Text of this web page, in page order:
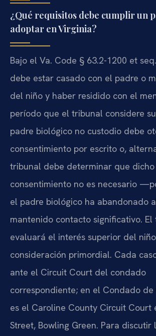
¿Qué requisitos debe cumplir un
adoptar en Virginia?
Bajo el Va. Code § 63.2-1200 et
debe estar casado con el padre o
del niño y haber residido con el
período que el tribunal considere
padre biológico no custodio debe
consentimiento por escrito o,
tribunal debe determinar que dicho
consentimiento no es necesario
el padre biológico ha abandonado
mantenido contacto significativo. El
evaluará el interés superior del
consideración primordial. Cada
ante el Circuit Court del condado
correspondiente; en el Condado de
es el Caroline County Circuit Court
Street, Bowling Green. Para